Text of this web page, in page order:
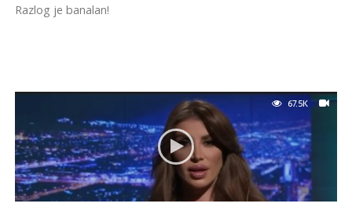
Razlog je banalan!
67.5K